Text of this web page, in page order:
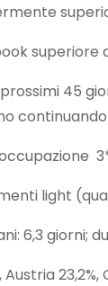
superiore
45
light
6,3 giorni;
23,2%,